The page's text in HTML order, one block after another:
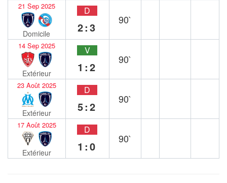
21 Sep 2025
Domicile
D
2:3
90`
14 Sep 2025
Extérieur
V
1:2
90`
23 Août 2025
Extérieur
D
5:2
90`
17 Août 2025
Extérieur
D
1:0
90`